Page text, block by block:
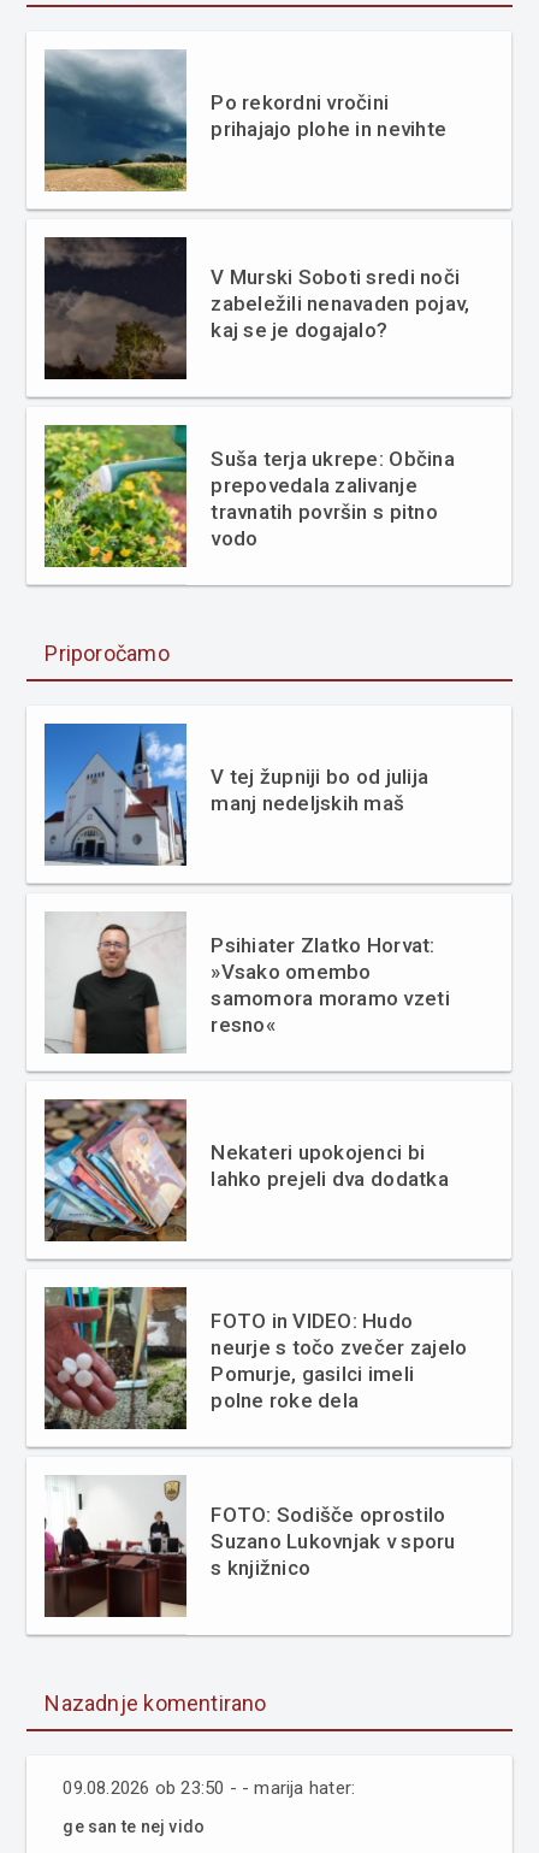
Po rekordni vročini
prihajajo plohe in nevihte
V Murski Soboti sredi noči
zabeležili nenavaden pojav,
kaj se je dogajalo?
Suša terja ukrepe: Občina
prepovedala zalivanje
travnatih površin s pitno
vodo
Priporočamo
V tej župniji bo od julija
manj nedeljskih maš
Psihiater Zlatko Horvat:
»Vsako omembo
samomora moramo vzeti
resno«
Nekateri upokojenci bi
lahko prejeli dva dodatka
FOTO in VIDEO: Hudo
neurje s točo zvečer zajelo
Pomurje, gasilci imeli
polne roke dela
FOTO: Sodišče oprostilo
Suzano Lukovnjak v sporu
s knjižnico
Nazadnje komentirano
09.08.2026 ob 23:50 - - marija hater:
ge san te nej vido